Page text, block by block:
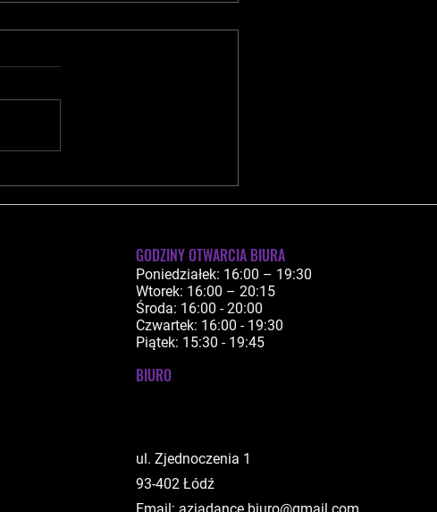
Mistrzostwa Polski WADF Jazz i
Contemporary Luboń
GODZINY OTWARCIA BIURA
Poniedziałek: 16:00 – 19:30
Wtorek: 16:00 – 20:15
Środa: 16:00 - 20:00
Czwartek: 16:00 - 19:30
Piątek: 15:30 - 19:45
BIURO
ul. Zjednoczenia 1
93-402 Łódź